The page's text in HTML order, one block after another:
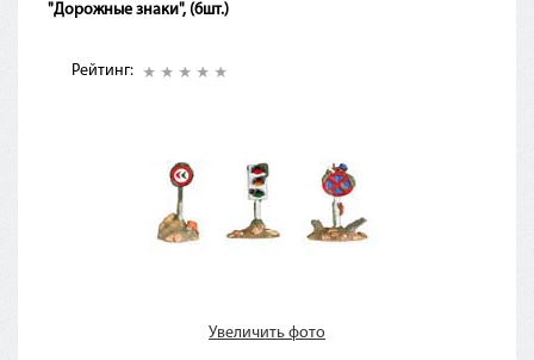
"Дорожные знаки", (6шт.)
Рейтинг:
Увеличить фото